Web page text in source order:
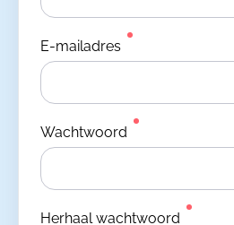
E-mailadres
Wachtwoord
Herhaal wachtwoord